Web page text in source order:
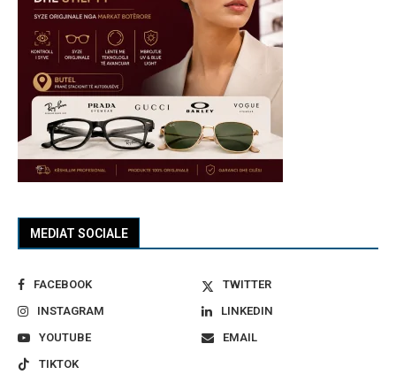
MEDIAT SOCIALE
FACEBOOK
TWITTER
INSTAGRAM
LINKEDIN
YOUTUBE
EMAIL
TIKTOK